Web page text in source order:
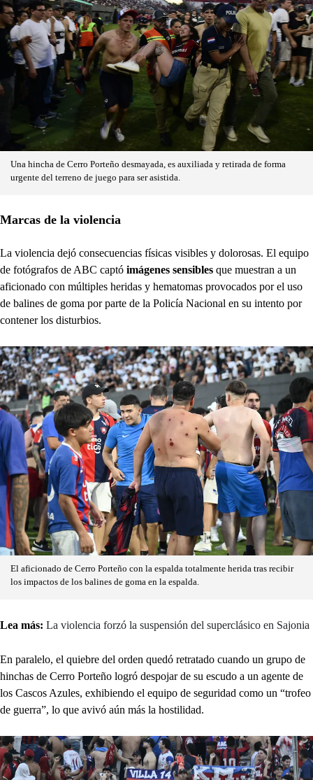
Una hincha de Cerro Porteño desmayada, es auxiliada y retirada de forma
urgente del terreno de juego para ser asistida.
Marcas de la violencia
La violencia dejó consecuencias físicas visibles y dolorosas. El equipo
de fotógrafos de ABC captó imágenes sensibles que muestran a un
aficionado con múltiples heridas y hematomas provocados por el uso
de balines de goma por parte de la Policía Nacional en su intento por
contener los disturbios.
El aficionado de Cerro Porteño con la espalda totalmente herida tras recibir
los impactos de los balines de goma en la espalda.
Lea más: La violencia forzó la suspensión del superclásico en Sajonia
En paralelo, el quiebre del orden quedó retratado cuando un grupo de
hinchas de Cerro Porteño logró despojar de su escudo a un agente de
los Cascos Azules, exhibiendo el equipo de seguridad como un “trofeo
de guerra”, lo que avivó aún más la hostilidad.